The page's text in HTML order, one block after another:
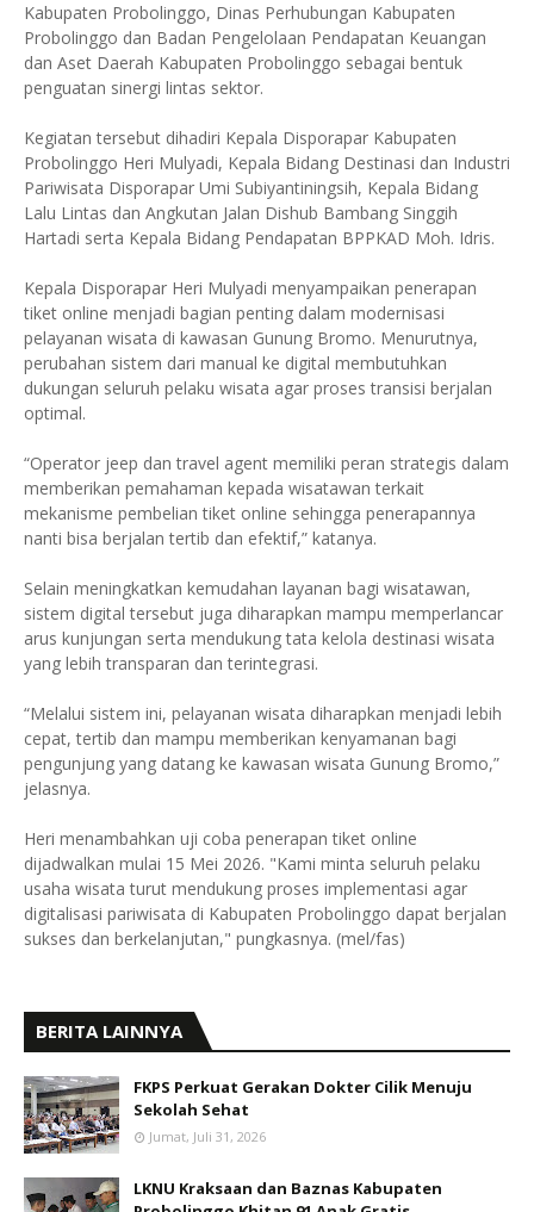
Kabupaten Probolinggo, Dinas Perhubungan Kabupaten
Probolinggo dan Badan Pengelolaan Pendapatan Keuangan
dan Aset Daerah Kabupaten Probolinggo sebagai bentuk
penguatan sinergi lintas sektor.
Kegiatan tersebut dihadiri Kepala Disporapar Kabupaten
Probolinggo Heri Mulyadi, Kepala Bidang Destinasi dan Industri
Pariwisata Disporapar Umi Subiyantiningsih, Kepala Bidang
Lalu Lintas dan Angkutan Jalan Dishub Bambang Singgih
Hartadi serta Kepala Bidang Pendapatan BPPKAD Moh. Idris.
Kepala Disporapar Heri Mulyadi menyampaikan penerapan
tiket online menjadi bagian penting dalam modernisasi
pelayanan wisata di kawasan Gunung Bromo. Menurutnya,
perubahan sistem dari manual ke digital membutuhkan
dukungan seluruh pelaku wisata agar proses transisi berjalan
optimal.
“Operator jeep dan travel agent memiliki peran strategis dalam
memberikan pemahaman kepada wisatawan terkait
mekanisme pembelian tiket online sehingga penerapannya
nanti bisa berjalan tertib dan efektif,” katanya.
Selain meningkatkan kemudahan layanan bagi wisatawan,
sistem digital tersebut juga diharapkan mampu memperlancar
arus kunjungan serta mendukung tata kelola destinasi wisata
yang lebih transparan dan terintegrasi.
“Melalui sistem ini, pelayanan wisata diharapkan menjadi lebih
cepat, tertib dan mampu memberikan kenyamanan bagi
pengunjung yang datang ke kawasan wisata Gunung Bromo,”
jelasnya.
Heri menambahkan uji coba penerapan tiket online
dijadwalkan mulai 15 Mei 2026. "Kami minta seluruh pelaku
usaha wisata turut mendukung proses implementasi agar
digitalisasi pariwisata di Kabupaten Probolinggo dapat berjalan
sukses dan berkelanjutan," pungkasnya. (mel/fas)
BERITA LAINNYA
FKPS Perkuat Gerakan Dokter Cilik Menuju
Sekolah Sehat
Jumat, Juli 31, 2026
LKNU Kraksaan dan Baznas Kabupaten